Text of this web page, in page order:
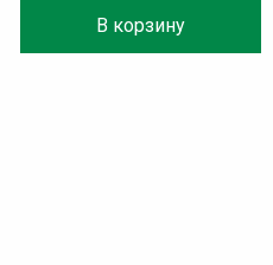
В корзину